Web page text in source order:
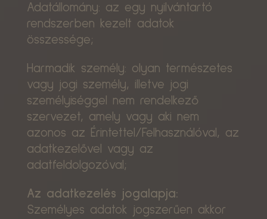
Adatállomány: az egy nyilvántartó
rendszerben kezelt adatok
összessége;
Harmadik személy: olyan természetes
vagy jogi személy, illetve jogi
személyiséggel nem rendelkező
szervezet, amely vagy aki nem
azonos az Érintettel/Felhasználóval, az
adatkezelővel vagy az
adatfeldolgozóval;
Az adatkezelés jogalapja:
Személyes adatok jogszerűen akkor